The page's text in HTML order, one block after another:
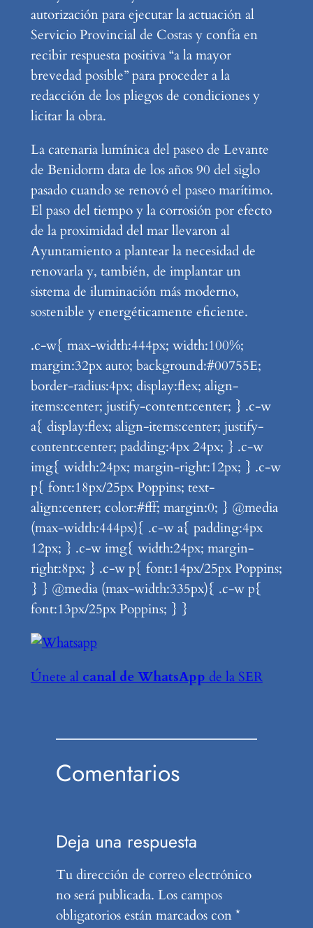
autorización para ejecutar la actuación al
Servicio Provincial de Costas y confía en
recibir respuesta positiva “a la mayor
brevedad posible” para proceder a la
redacción de los pliegos de condiciones y
licitar la obra.
La catenaria lumínica del paseo de Levante
de Benidorm data de los años 90 del siglo
pasado cuando se renovó el paseo marítimo.
El paso del tiempo y la corrosión por efecto
de la proximidad del mar llevaron al
Ayuntamiento a plantear la necesidad de
renovarla y, también, de implantar un
sistema de iluminación más moderno,
sostenible y energéticamente eficiente.
.c-w{ max-width:444px; width:100%;
margin:32px auto; background:#00755E;
border-radius:4px; display:flex; align-
items:center; justify-content:center; } .c-w
a{ display:flex; align-items:center; justify-
content:center; padding:4px 24px; } .c-w
img{ width:24px; margin-right:12px; } .c-w
p{ font:18px/25px Poppins; text-
align:center; color:#fff; margin:0; } @media
(max-width:444px){ .c-w a{ padding:4px
12px; } .c-w img{ width:24px; margin-
right:8px; } .c-w p{ font:14px/25px Poppins;
} } @media (max-width:335px){ .c-w p{
font:13px/25px Poppins; } }
Únete al canal de WhatsApp de la SER
Comentarios
Deja una respuesta
Tu dirección de correo electrónico
no será publicada. Los campos
obligatorios están marcados con*